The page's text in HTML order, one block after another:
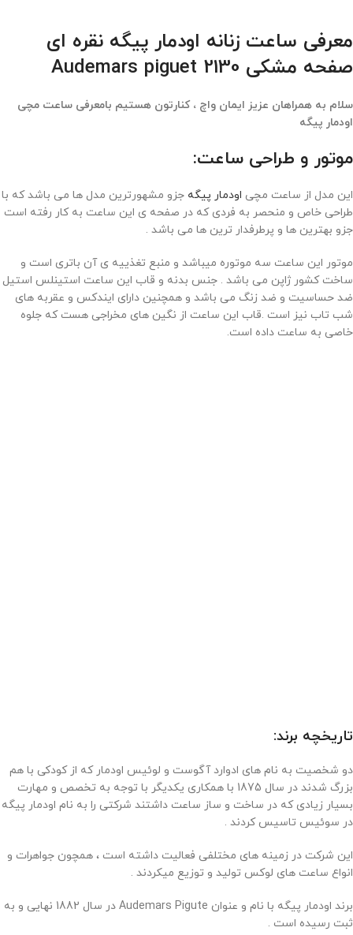
معرفی ساعت زنانه اودمار پیگه نقره ای
صفحه مشکی Audemars piguet 2130
سلام به همراهان عزیز ایمان واچ ، کنارتون هستیم بامعرفی ساعت مچی
اودمار پیگه
موتور و طراحی ساعت:
این مدل از ساعت مچی اودمار پیگه جزو مشهورترین مدل ها می باشد که با
طراحی خاص و منحصر به فردی که در صفحه ی این ساعت به کار رفته است
جزو بهترین ها و پرطرفدار ترین ها می باشد .
موتور این ساعت سه موتوره میباشد و منبع تغذییه ی آن باتری است و
ساخت کشور ژاپن می باشد . جنس بدنه و قاب این ساعت استینلس استیل
ضد حساسیت و ضد زنگ می باشد و همچنین دارای ایندکس و عقربه های
شب تاب نیز است .قاب این ساعت از نگین های مخراجی هست که جلوه
خاصی به ساعت داده است.
تاریخچه برند:
دو شخصیت به نام های ادوارد آگوست و لوئیس اودمار که از کودکی با هم
بزرگ شدند در سال 1875 با همکاری یکدیگر با توجه به تخصص و مهارت
بسیار زیادی که در ساخت و ساز ساعت داشتند شرکتی را به نام اودمار پیگه
در سوئیس تاسیس کردند .
این شرکت در زمینه های مختلفی فعالیت داشته است ، همچون جواهرات و
انواع ساعت های لوکس تولید و توزیع میکردند .
برند اودمار پیگه با نام و عنوان Audemars Pigute در سال 1882 نهایی و به
ثبت رسیده است .